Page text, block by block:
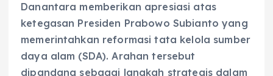
Danantara memberikan apresiasi atas
ketegasan Presiden Prabowo Subianto yang
memerintahkan reformasi tata kelola sumber
daya alam (SDA). Arahan tersebut
dipandang sebagai langkah strategis dalam